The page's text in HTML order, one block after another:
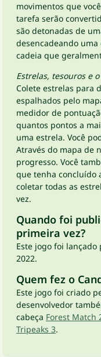
movimentos que
tarefa serão
são detonadas de
desencadeando uma
cadeia que
Estrelas, tesouros e
Colete estrelas para
espalhados pelo
medidor de
quantos pontos a
uma estrela. Você
Através do mapa de
progresso. Você
que tenha concluído
coletar todas as
vez.
Quando foi
primeira vez?
Este jogo foi
2022.
Quem fez o
Este jogo foi criado
desenvolvedor
cabeça Forest Match
Tripeaks 3.